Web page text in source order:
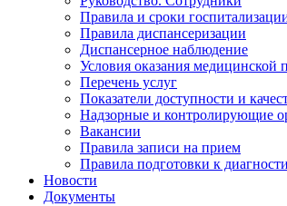
Правила и сроки
Правила диспансеризации
Диспансерное наблюдение
Условия оказания медицинской
Перечень услуг
Показатели доступности и
Надзорные и контролирующие
Вакансии
Правила записи на прием
Правила подготовки к
Новости
Документы